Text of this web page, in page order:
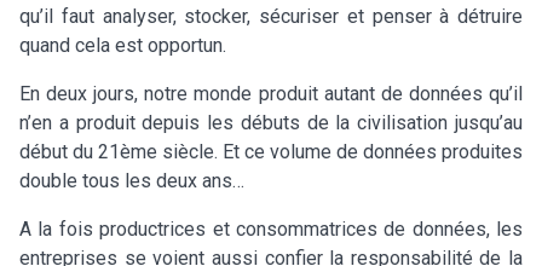
qu’il faut analyser, stocker, sécuriser et penser à détruire
quand cela est opportun.
En deux jours, notre monde produit autant de données qu’il
n’en a produit depuis les débuts de la civilisation jusqu’au
début du 21ème siècle. Et ce volume de données produites
double tous les deux ans…
A la fois productrices et consommatrices de données, les
entreprises se voient aussi confier la responsabilité de la